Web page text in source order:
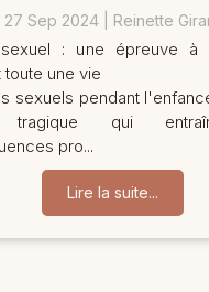
27 Sep 2024 Reinette
: une épreuve à
toute une vie
sexuels pendant
tragique qui
pro...
Lire la suite...